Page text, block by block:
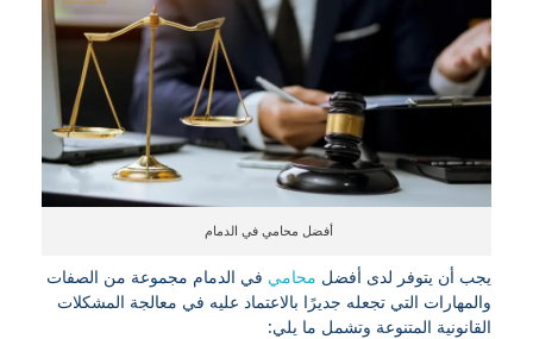
أفضل محامي في الدمام
يجب أن يتوفر لدى أفضل محامي في الدمام مجموعة من الصفات
والمهارات التي تجعله جديرًا بالاعتماد عليه في معالجة المشكلات
القانونية المتنوعة وتشمل ما يلي: